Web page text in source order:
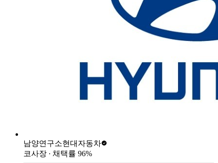
남양연구소현대자동차
코사장 ∙ 채택률 96%